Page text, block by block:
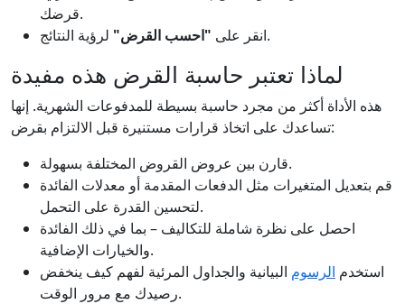
قرضك.
انقر على "احسب القرض" لرؤية النتائج.
لماذا تعتبر حاسبة القرض هذه مفيدة
هذه الأداة أكثر من مجرد حاسبة بسيطة للمدفوعات الشهرية. إنها
تساعدك على اتخاذ قرارات مستنيرة قبل الالتزام بقرض:
قارن بين عروض القروض المختلفة بسهولة.
قم بتعديل المتغيرات مثل الدفعات المقدمة أو معدلات الفائدة
لتحسين القدرة على التحمل.
احصل على نظرة شاملة للتكاليف – بما في ذلك الفائدة
والخيارات الإضافية.
استخدم الرسوم البيانية والجداول المرئية لفهم كيف ينخفض
رصيدك مع مرور الوقت.